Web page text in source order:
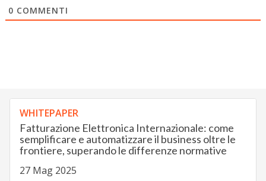
0 COMMENTI
WHITEPAPER
Fatturazione Elettronica Internazionale: come
semplificare e automatizzare il business oltre le
frontiere, superando le differenze normative
27 Mag 2025